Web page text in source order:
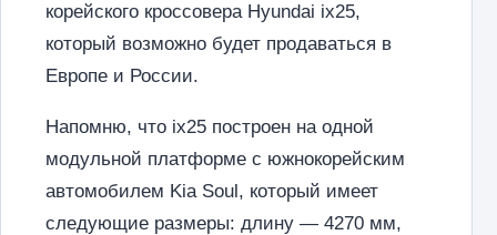
корейского кроссовера Hyundai ix25,
который возможно будет продаваться в
Европе и России.
Напомню, что ix25 построен на одной
модульной платформе с южнокорейским
автомобилем Kia Soul, который имеет
следующие размеры: длину — 4270 мм,